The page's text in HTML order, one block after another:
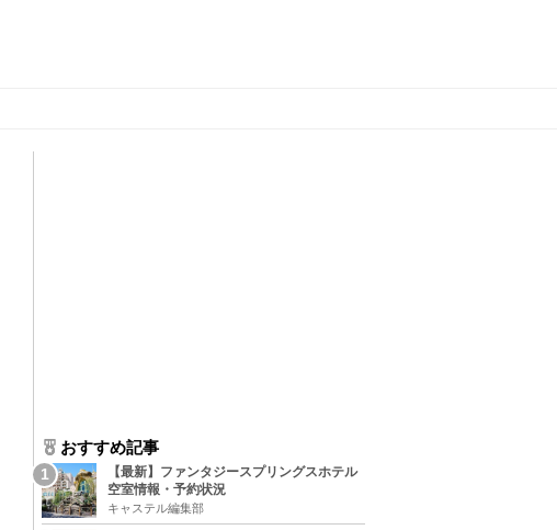
おすすめ記事
【最新】ファンタジースプリングスホテル
空室情報・予約状況
キャステル編集部